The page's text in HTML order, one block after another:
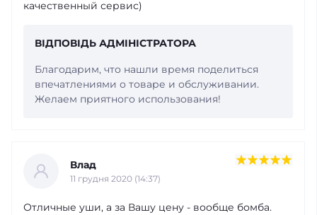
качественный сервис)
ВІДПОВІДЬ АДМІНІСТРАТОРА
Благодарим, что нашли время поделиться
впечатлениями о товаре и обслуживании.
Желаем приятного использования!
Влад
11 грудня 2020 (14:37)
Отличные уши, а за Вашу цену - вообще бомба.